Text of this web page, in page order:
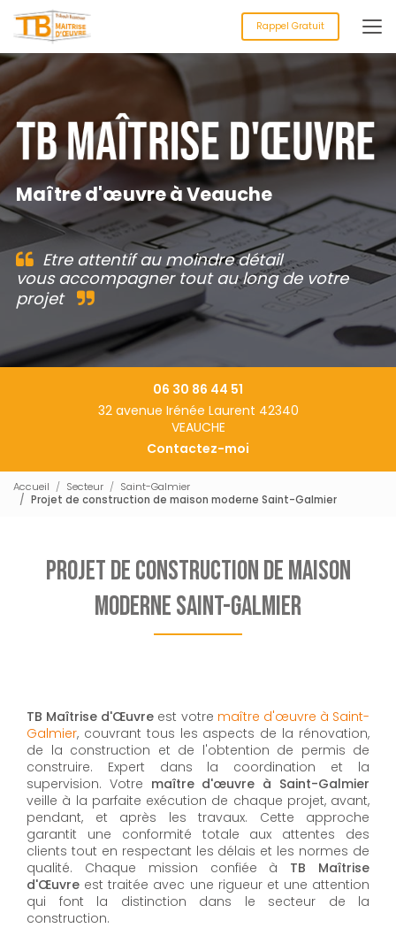
au
contenu
principal
Rappel Gratuit
Maître d'œuvre à Veauche
Etre attentif au moindre détail
vous accompagner tout au long de votre
projet
06 30 86 44 51
32 avenue Irénée Laurent 42340
VEAUCHE
Contactez-moi
Accueil Secteur
Saint-Galmier
Projet de construction de maison moderne Saint-Galmier
Projet de construction de maison
moderne Saint-Galmier
TB Maîtrise d'Œuvre est votre maître d'œuvre à Saint-
Galmier, couvrant tous les aspects de la rénovation,
de la construction et de l'obtention de permis de
construire. Expert dans la coordination et la
supervision. Votre maître d'œuvre à Saint-Galmier
veille à la parfaite exécution de chaque projet, avant,
pendant, et après les travaux. Cette approche
garantit une conformité totale aux attentes des
clients tout en respectant les délais et les normes de
qualité. Chaque mission confiée à TB Maîtrise
d'Œuvre est traitée avec une rigueur et une attention
qui font la distinction dans le secteur de la
construction.